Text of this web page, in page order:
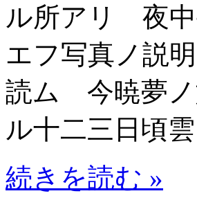
ル所アリ 夜
エフ写真ノ説
読ム 今暁夢ノ
ル十二三日頃
続きを読む »